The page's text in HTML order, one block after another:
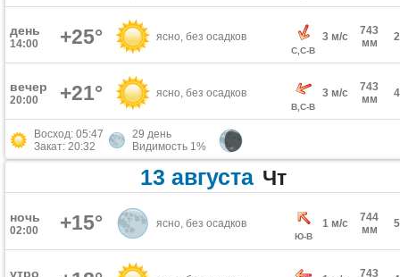
день
14:00 +25° ясно, без осадков
С,С-В
3 м/с
743
мм
вечер
20:00 +21° ясно, без осадков
В,С-В
3 м/с
743
мм
Восход: 05:47
Закат: 20:32
29 день
Видимость 1%
13 августа Чт
ночь
02:00 +15° ясно, без осадков
Ю-В
1 м/с
744
мм
утро
743